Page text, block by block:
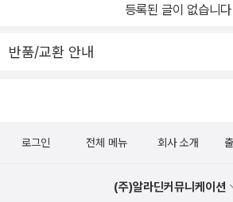
등록된 글이 없습니다
반품/교환 안내
로그인 전체 메뉴 회사 소개
(주)알라딘커뮤니케이션